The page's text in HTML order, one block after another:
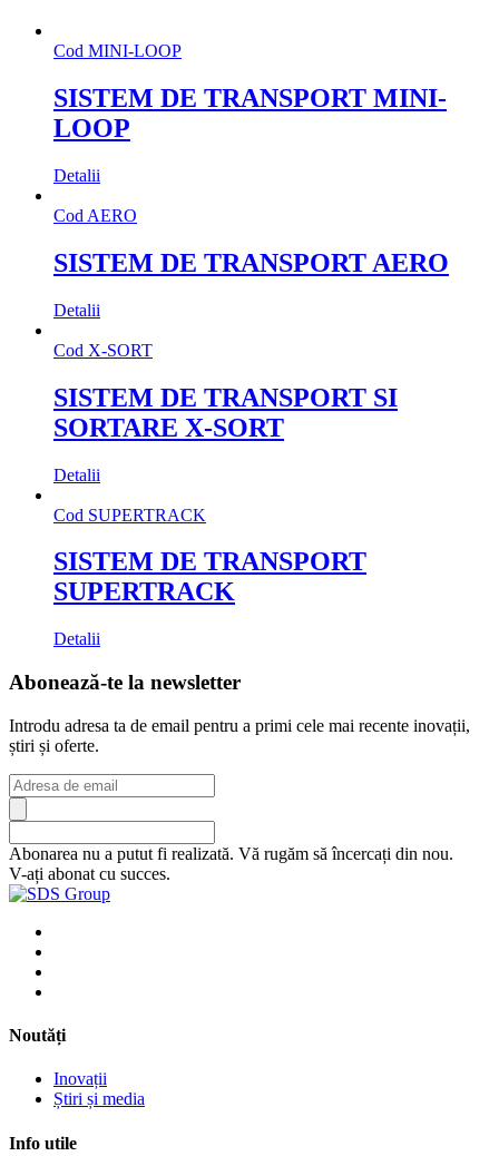
Cod MINI-LOOP
SISTEM DE TRANSPORT MINI-
LOOP
Detalii
Cod AERO
SISTEM DE TRANSPORT AERO
Detalii
Cod X-SORT
SISTEM DE TRANSPORT SI
SORTARE X-SORT
Detalii
Cod SUPERTRACK
SISTEM DE TRANSPORT
SUPERTRACK
Detalii
Abonează-te la newsletter
Introdu adresa ta de email pentru a primi cele mai recente inovații,
știri și oferte.
Abonarea nu a putut fi realizată. Vă rugăm să încercați din nou.
V-ați abonat cu succes.
Noutăți
Inovații
Știri și media
Info utile